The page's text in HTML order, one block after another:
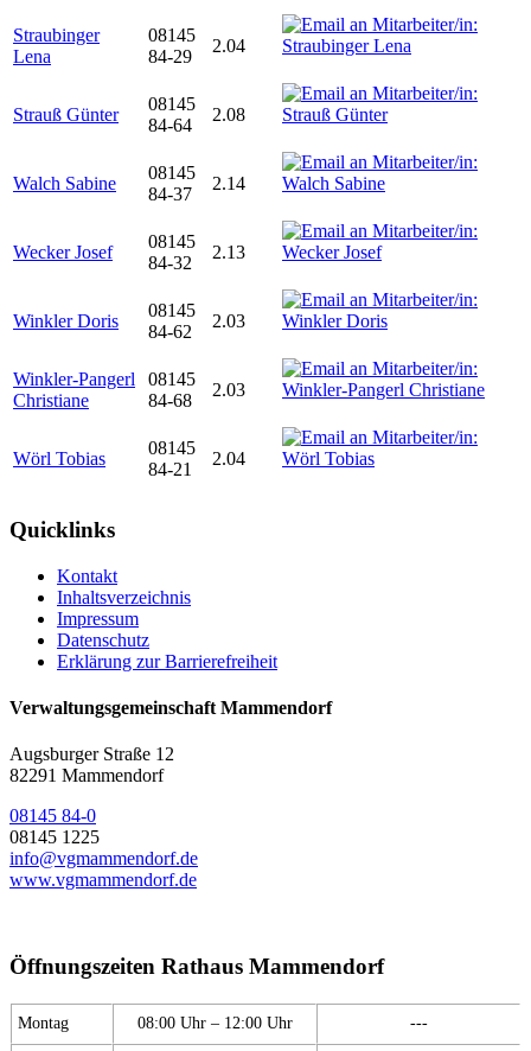
Straubinger
Lena
08145
84-29
2.04
Strauß Günter
08145
84-64
2.08
Walch Sabine
08145
84-37
2.14
Wecker Josef
08145
84-32
2.13
Winkler Doris
08145
84-62
2.03
Winkler-Pangerl
Christiane
08145
84-68
2.03
Wörl Tobias
08145
84-21
2.04
Quicklinks
Kontakt
Inhaltsverzeichnis
Impressum
Datenschutz
Erklärung zur Barrierefreiheit
Verwaltungsgemeinschaft Mammendorf
Augsburger Straße 12
82291 Mammendorf
08145 84-0
08145 1225
info@vgmammendorf.de
www.vgmammendorf.de
Öffnungszeiten Rathaus Mammendorf
Montag 08:00 Uhr – 12:00 Uhr ---